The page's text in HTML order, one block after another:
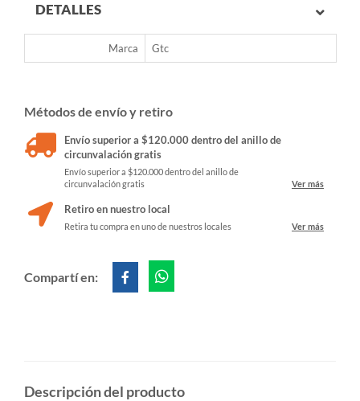
DETALLES
Marca Gtc
Métodos de envío y retiro
Envío superior a $120.000 dentro del anillo de
circunvalación gratis
Envío superior a $120.000 dentro del anillo de
circunvalación gratis
Ver más
Retiro en nuestro local
Retira tu compra en uno de nuestros locales Ver más
Compartí en:
Descripción del producto